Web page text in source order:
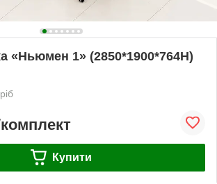
«Ньюмен 1» (2850*1900*764Н)
Купити